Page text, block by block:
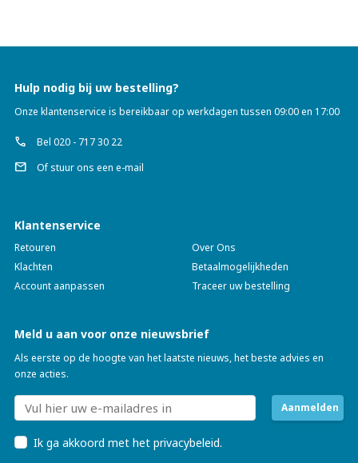
Hulp nodig bij uw bestelling?
Onze klantenservice is bereikbaar op werkdagen tussen 09:00 en 17:00
call Bel 020 - 717 30 22
mail Of stuur ons een e-mail
Klantenservice
Retouren
Over Ons
Klachten
Betaalmogelijkheden
Account aanpassen
Traceer uw bestelling
Meld u aan voor onze nieuwsbrief
Als eerste op de hoogte van het laatste nieuws, het beste advies en
onze acties.
Aanmelden
Ik ga akkoord met het privacybeleid.